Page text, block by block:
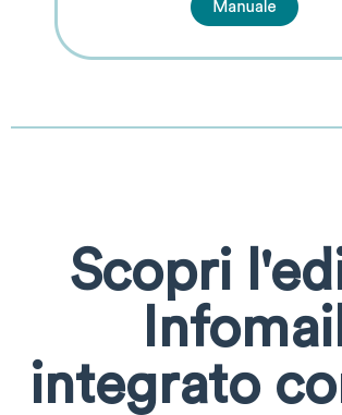
Scopri
Infomail
integrato